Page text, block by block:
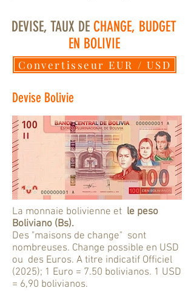
DEVISE, TAUX DE CHANGE, BUDGET
EN BOLIVIE
Convertisseur EUR / USD
Devise Bolivie
La monnaie bolivienne et le peso
Boliviano (Bs).
Des "maisons de change" sont
nombreuses. Change possible en USD
ou des Euros. A titre indicatif Officiel
(2025); 1 Euro = 7.50 bolivianos. 1 USD
= 6,90 bolivianos.